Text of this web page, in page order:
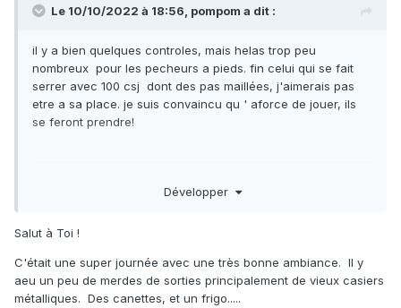
Le 10/10/2022 à 18:56, pompom a dit :
il y a bien quelques controles, mais helas trop peu
nombreux pour les pecheurs a pieds. fin celui qui se fait
serrer avec 100 csj dont des pas maillées, j'aimerais pas
etre a sa place. je suis convaincu qu ' aforce de jouer, ils
se feront prendre!
interdit d'aller me mettre à l'eau ce week end...
Développer
Salut à Toi !
C'était une super journée avec une très bonne ambiance. Il y
aeu un peu de merdes de sorties principalement de vieux casiers
métalliques. Des canettes, et un frigo.....